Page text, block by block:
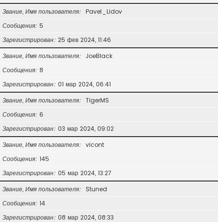
Звание, Имя пользователя
Pavel_Lidov
Сообщения 5
Зарегистрирован 25 фев 2024, 11:46
Звание, Имя пользователя
JoeBlack
Сообщения 8
Зарегистрирован 01 мар 2024, 06:41
Звание, Имя пользователя
TigerMS
Сообщения 6
Зарегистрирован 03 мар 2024, 09:02
Звание, Имя пользователя
vicont
Сообщения 145
Зарегистрирован 05 мар 2024, 13:27
Звание, Имя пользователя
Stuned
Сообщения 14
Зарегистрирован 08 мар 2024, 08:33